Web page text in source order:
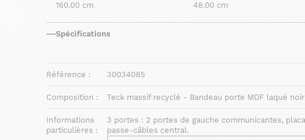
160.00 cm
48.00 cm
Spécifications
Référence : 30034085
Composition : Teck massif recyclé - Bandeau porte MDF laqué
Informations
particulières :
3 portes : 2 portes de gauche communicantes,
passe-câbles central.